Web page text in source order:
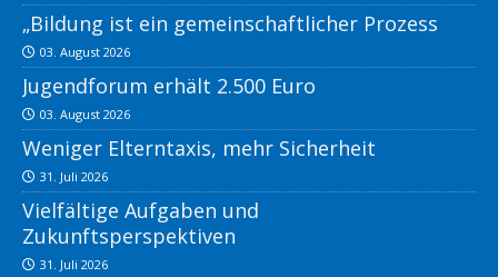
„Bildung ist ein gemeinschaftlicher Prozess
03. August 2026
Jugendforum erhält 2.500 Euro
03. August 2026
Weniger Elterntaxis, mehr Sicherheit
31. Juli 2026
Vielfältige Aufgaben und
Zukunftsperspektiven
31. Juli 2026